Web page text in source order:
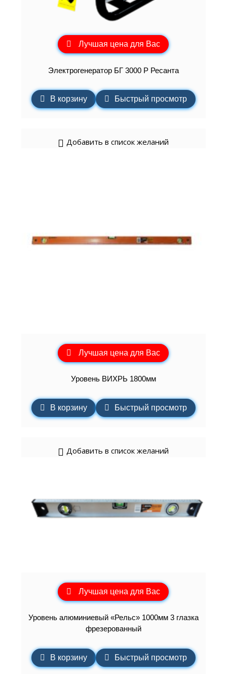
Лучшая цена для Вас
Электрогенератор БГ 3000 Р Ресанта
В корзину Быстрый просмотр
Добавить в список желаний
Лучшая цена для Вас
Уровень ВИХРЬ 1800мм
В корзину Быстрый просмотр
Добавить в список желаний
Лучшая цена для Вас
Уровень алюминиевый «Рельс» 1000мм 3 глазка
фрезерованный
В корзину Быстрый просмотр